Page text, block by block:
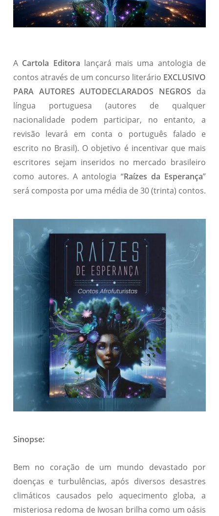
A Cartola Editora lançará mais uma antologia de
contos através de um concurso literário EXCLUSIVO
PARA AUTORES AUTODECLARADOS NEGROS da
língua portuguesa (autores de qualquer
nacionalidade podem participar, no entanto, a
revisão levará em conta o português falado e
escrito no Brasil). O objetivo é incentivar que mais
escritores sejam inseridos no mercado brasileiro
como autores. A antologia “Raízes da Esperança”
será composta por uma média de 30 (trinta) contos.
Sinopse:
Bem no coração de um mundo devastado por
doenças e turbulências, após diversos desastres
climáticos causados pelo aquecimento globa, a
misteriosa redoma de Iwosan brilha como um oásis